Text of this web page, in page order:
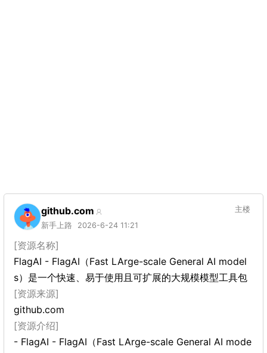
github.com
新手上路 2026-6-24 11:21
主楼
[资源名称]
FlagAI - FlagAI（Fast LArge-scale General AI model
s）是一个快速、易于使用且可扩展的大规模模型工具包
[资源来源]
github.com
[资源介绍]
- FlagAI - FlagAI（Fast LArge-scale General AI mode